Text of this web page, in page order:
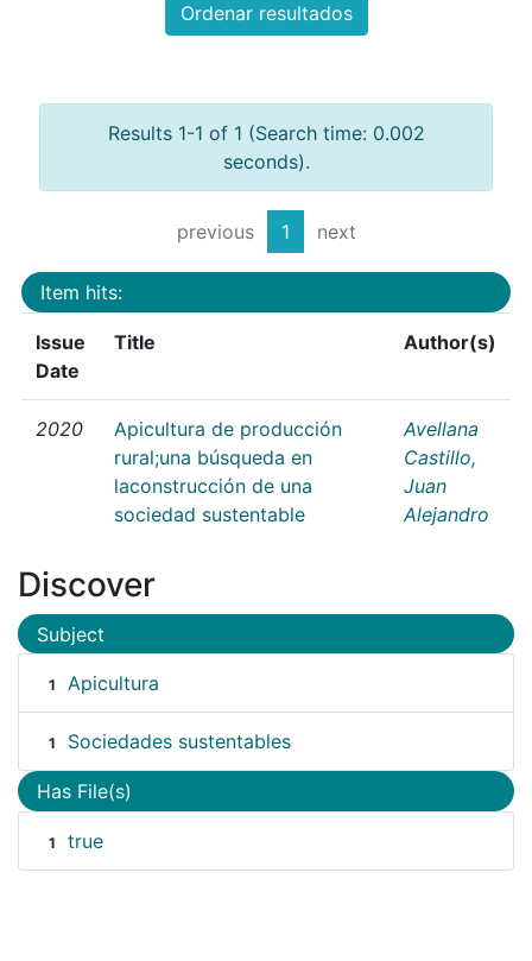
Ordenar resultados
Results 1-1 of 1 (Search time: 0.002
seconds).
previous 1 next
Item hits:
Issue
Date
Title Author(s)
2020
Apicultura de producción
rural;una búsqueda en
laconstrucción de una
sociedad sustentable
Avellana
Castillo,
Juan
Alejandro
Discover
Subject
1 Apicultura
1 Sociedades sustentables
Has File(s)
1 true